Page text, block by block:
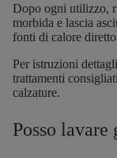
Dopo ogni utilizzo,
morbida e lascia
fonti di calore
Per istruzioni
trattamenti
calzature.
Posso